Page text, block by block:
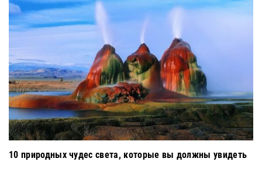
10 природных чудес света, которые вы должны увидеть